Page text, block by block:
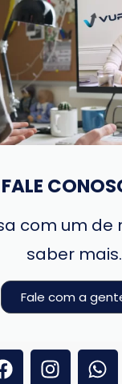
FALE
com um de
saber mais.
Fale com a